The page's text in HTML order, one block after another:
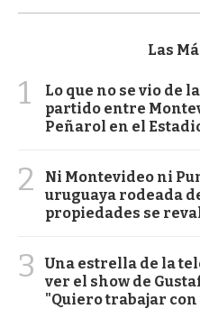
Las
1
Lo que no se vio de
partido entre
Peñarol en el
2
Ni Montevideo ni
uruguaya rodeada
propiedades se
3
Una estrella de la
ver el show de
"Quiero trabajar con